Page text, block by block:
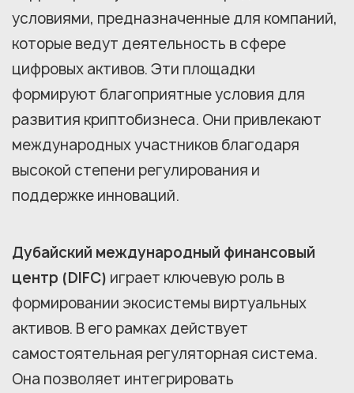
условиями, предназначенные для компаний,
которые ведут деятельность в сфере
цифровых активов. Эти площадки
формируют благоприятные условия для
развития криптобизнеса. Они привлекают
международных участников благодаря
высокой степени регулирования и
поддержке инноваций.
Дубайский международный финансовый
центр (DIFC) играет ключевую роль в
формировании экосистемы виртуальных
активов. В его рамках действует
самостоятельная регуляторная система.
Она позволяет интегрировать